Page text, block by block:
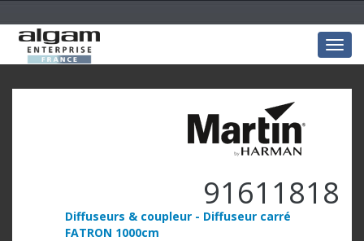
91611818
Diffuseurs & coupleur - Diffuseur carré
FATRON 1000cm